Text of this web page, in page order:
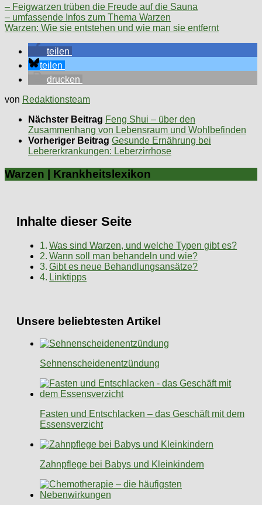
– Feigwarzen trüben die Freude auf die Sauna
– umfassende Infos zum Thema Warzen
Warzen: Wie sie entstehen und wie man sie entfernt
teilen
teilen
drucken
von Redaktionsteam
Nächster Beitrag Feng Shui – über den
Zusammenhang von Lebensraum und Wohlbefinden
Vorheriger Beitrag Gesunde Ernährung bei
Lebererkrankungen: Leberzirrhose
Warzen | Krankheitslexikon
Inhalte dieser Seite
Was sind Warzen, und welche Typen gibt es?
Wann soll man behandeln und wie?
Gibt es neue Behandlungsansätze?
Linktipps
Unsere beliebtesten Artikel
Sehnenscheidenentzündung
Fasten und Entschlacken – das Geschäft mit dem
Essensverzicht
Zahnpflege bei Babys und Kleinkindern